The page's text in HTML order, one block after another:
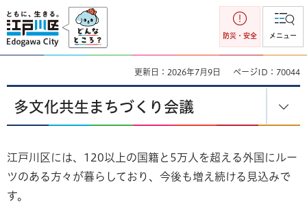
江戸川区
防災・安全 メニュー
更新日：2026年7月9日 ページID：70044
多文化共生まちづくり会議
江戸川区には、120以上の国籍と5万人を超える外国にルー
ツのある方々が暮らしており、今後も増え続ける見込みで
す。